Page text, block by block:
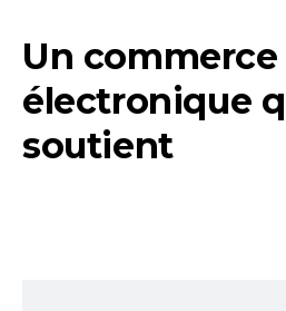
Un commerce
électronique
soutient